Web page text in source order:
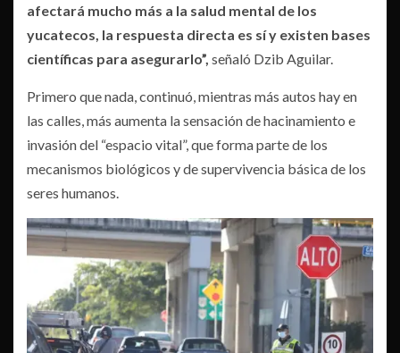
afectará mucho más a la salud mental de los
yucatecos, la respuesta directa es sí y existen bases
científicas para asegurarlo”, señaló Dzib Aguilar.
Primero que nada, continuó, mientras más autos hay en
las calles, más aumenta la sensación de hacinamiento e
invasión del “espacio vital”, que forma parte de los
mecanismos biológicos y de supervivencia básica de los
seres humanos.